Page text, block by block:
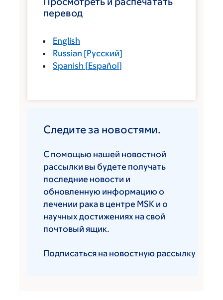
перевод
English
Russian [Русский]
Spanish [Español]
Следите за новостями.
С помощью нашей новостной
рассылки вы будете получать
последние новости и
обновленную информацию о
лечении рака в центре MSK и о
научных достижениях на свой
почтовый ящик.
Подписаться на новостную рассылку